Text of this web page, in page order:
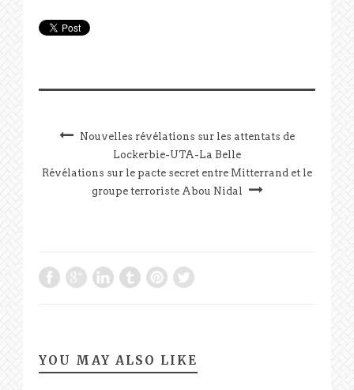
Nouvelles révélations sur les attentats de
Lockerbie-UTA-La Belle
Révélations sur le pacte secret entre Mitterrand et le
groupe terroriste Abou Nidal
YOU MAY ALSO LIKE